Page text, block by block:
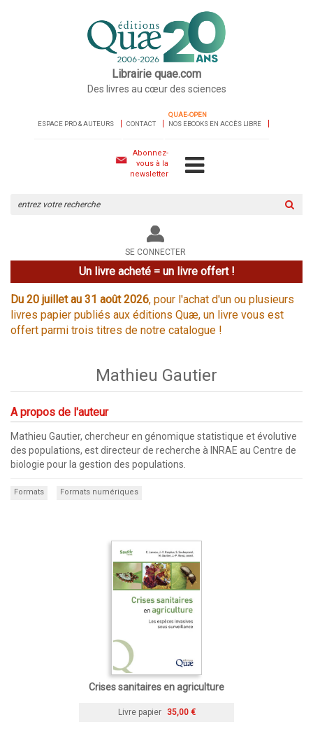
Librairie quae.com
Des livres au cœur des sciences
ESPACE PRO & AUTEURS CONTACT
QUAE-OPEN
NOS EBOOKS EN ACCÈS LIBRE
Abonnez-
vous à la
newsletter
le
site
SE CONNECTER
Un livre acheté = un livre offert !
Du 20 juillet au 31 août 2026, pour l'achat d'un ou plusieurs
livres papier publiés aux éditions Quæ, un livre vous est
offert parmi trois titres de notre catalogue !
Mathieu Gautier
A propos de l'auteur
Mathieu Gautier, chercheur en génomique statistique et évolutive
des populations, est directeur de recherche à INRAE au Centre de
biologie pour la gestion des populations.
Formats Formats numériques
Crises sanitaires en agriculture
Livre papier 35,00 €